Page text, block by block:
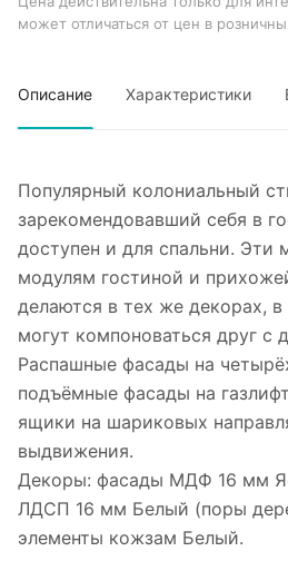
может отличаться от цен в
Описание Характеристики
Популярный колониальный
зарекомендовавший себя в
доступен и для спальни. Эти
модулям гостиной и
делаются в тех же декорах,
могут компоноваться друг с
Распашные фасады на
подъёмные фасады на
ящики на шариковых
выдвижения.
Декоры: фасады МДФ 16 мм
ЛДСП 16 мм Белый (поры
элементы кожзам Белый.